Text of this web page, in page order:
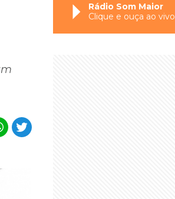
Rádio Som Maior
Clique e ouça ao vivo